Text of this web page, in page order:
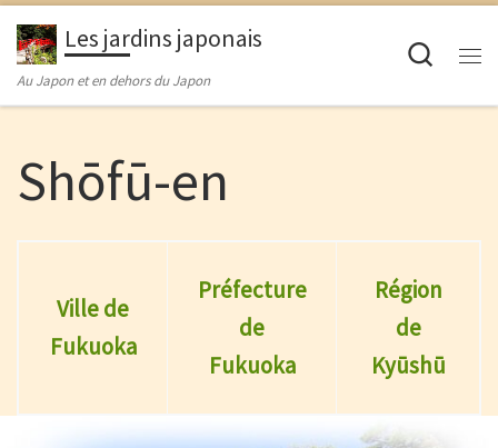
Passer au contenu
Les jardins japonais
Au Japon et en dehors du Japon
Shōfū-en
Ville de
Fukuoka
Préfecture
de
Fukuoka
Région
de
Kyūshū